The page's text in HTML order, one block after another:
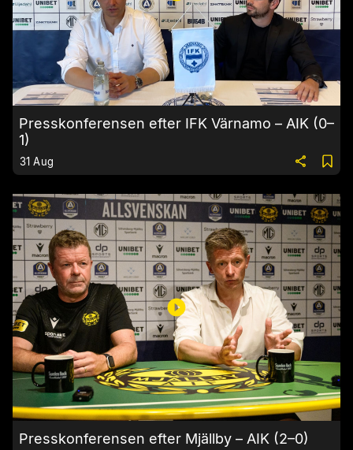
Presskonferensen efter IFK Värnamo – AIK (0–
1)
31 Aug
Presskonferensen efter Mjällby – AIK (2–0)